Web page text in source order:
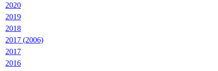
2020
2019
2018
2017 (2006)
2017
2016